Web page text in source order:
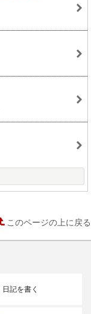
このページの上に戻る
日記を書く